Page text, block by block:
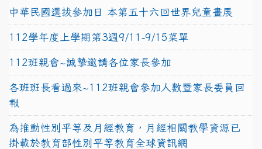
中華民國選拔參加日 本第五十六回世界兒童畫展
112學年度上學期第3週9/11-9/15菜單
112班親會~誠摯邀請各位家長參加
各班班長看過來~112班親會參加人數暨家長委員回
報
為推動性別平等及月經教育，月經相關教學資源已
掛載於教育部性別平等教育全球資訊網